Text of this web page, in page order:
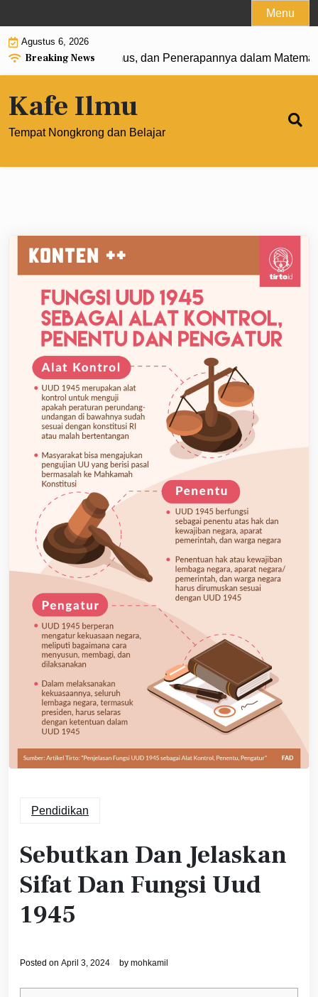
to
content
Menu
Agustus 6, 2026
Breaking News
Pengertian, Rumus, dan Penerapannya dalam Matematika
Kafe Ilmu
Tempat Nongkrong dan Belajar
Pendidikan
Sebutkan Dan Jelaskan
Sifat Dan Fungsi Uud
1945
Posted on April 3, 2024 by mohkamil